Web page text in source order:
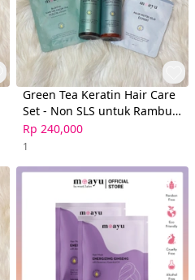
Green Tea Keratin Hair Care
Set - Non SLS untuk Rambut
Berminyak Lepek dan Kusam
Rp 240,000
1